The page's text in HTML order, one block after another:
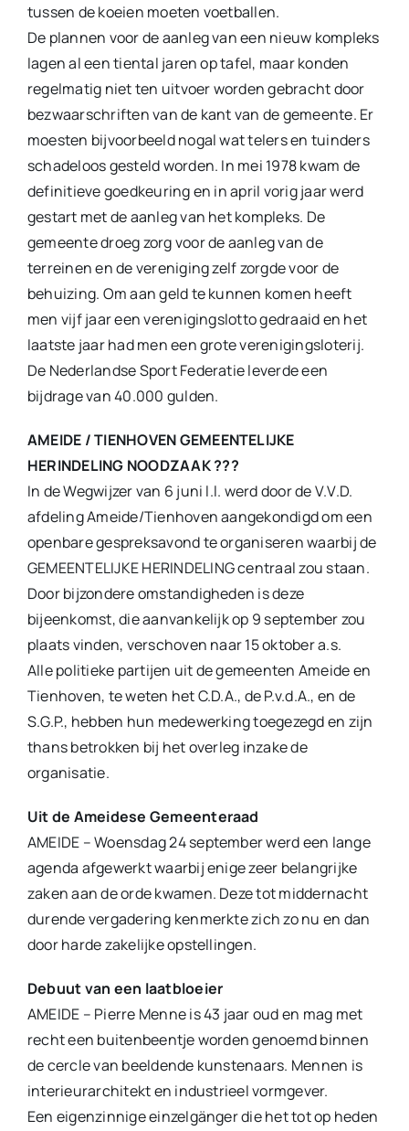
tussen de koeien moeten voetballen.
De plannen voor de aanleg van een nieuw kompleks
lagen al een tiental jaren op tafel, maar konden
regelmatig niet ten uitvoer worden gebracht door
bezwaarschriften van de kant van de gemeente. Er
moesten bijvoorbeeld nogal wat telers en tuinders
schadeloos gesteld worden. In mei 1978 kwam de
definitieve goedkeuring en in april vorig jaar werd
gestart met de aanleg van het kompleks. De
gemeente droeg zorg voor de aanleg van de
terreinen en de vereniging zelf zorgde voor de
behuizing. Om aan geld te kunnen komen heeft
men vijf jaar een verenigingslotto gedraaid en het
laatste jaar had men een grote verenigingsloterij.
De Nederlandse Sport Federatie leverde een
bijdrage van 40.000 gulden.
AMEIDE / TIENHOVEN GEMEENTELIJKE
HERINDELING NOODZAAK ???
In de Wegwijzer van 6 juni l.l. werd door de V.V.D.
afdeling Ameide/Tienhoven aangekondigd om een
openbare gespreksavond te organiseren waarbij de
GEMEENTELIJKE HERINDELING centraal zou staan.
Door bijzondere omstandigheden is deze
bijeenkomst, die aanvankelijk op 9 september zou
plaats vinden, verschoven naar 15 oktober a.s.
Alle politieke partijen uit de gemeenten Ameide en
Tienhoven, te weten het C.D.A., de P.v.d.A., en de
S.G.P., hebben hun medewerking toegezegd en zijn
thans betrokken bij het overleg inzake de
organisatie.
Uit de Ameidese Gemeenteraad
AMEIDE – Woensdag 24 september werd een lange
agenda afgewerkt waarbij enige zeer belangrijke
zaken aan de orde kwamen. Deze tot middernacht
durende vergadering kenmerkte zich zo nu en dan
door harde zakelijke opstellingen.
Debuut van een laatbloeier
AMEIDE – Pierre Menne is 43 jaar oud en mag met
recht een buitenbeentje worden genoemd binnen
de cercle van beeldende kunstenaars. Mennen is
interieurarchitekt en industrieel vormgever.
Een eigenzinnige einzelgänger die het tot op heden